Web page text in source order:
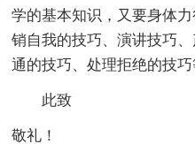
学的基本知识，又要身体
销自我的技巧、演讲技巧
通的技巧、处理拒绝的技巧
此致
敬礼！